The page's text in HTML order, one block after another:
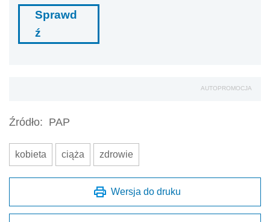
Sprawd
ź
AUTOPROMOCJA
Źródło: PAP
kobieta ciąża zdrowie
Wersja do druku